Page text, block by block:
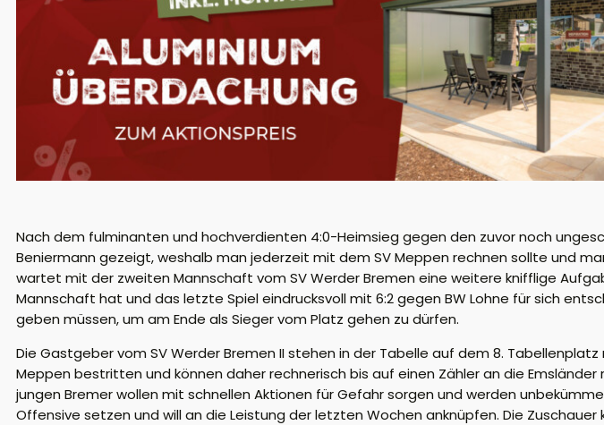
Nach dem fulminanten und hochverdienten 4:0-Heimsieg gegen den zuvor noch
Beniermann gezeigt, weshalb man jederzeit mit dem SV Meppen rechnen sollte und
wartet mit der zweiten Mannschaft vom SV Werder Bremen eine weitere knifflige
Mannschaft hat und das letzte Spiel eindrucksvoll mit 6:2 gegen BW Lohne für sich
geben müssen, um am Ende als Sieger vom Platz gehen zu dürfen.
Die Gastgeber vom SV Werder Bremen II stehen in der Tabelle auf dem 8.
Meppen bestritten und können daher rechnerisch bis auf einen Zähler an die Emsländer
jungen Bremer wollen mit schnellen Aktionen für Gefahr sorgen und werden
Offensive setzen und will an die Leistung der letzten Wochen anknüpfen. Die